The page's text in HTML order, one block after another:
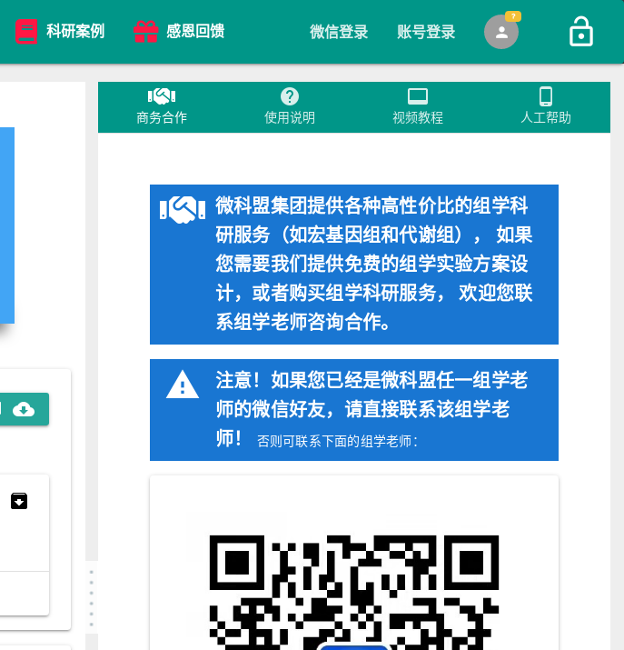
科研案例 感恩回馈 微信登录 账号登录 person lock_open
cloud_download
archive
商务合作
help
使用说明
video_label
视频教程
phone_android
人工帮助
微科盟集团提供各种高性价比的组学科
研服务（如宏基因组和代谢组）， 如果
您需要我们提供免费的组学实验方案设
计，或者购买组学科研服务， 欢迎您联
系组学老师咨询合作。
warning
注意！如果您已经是微科盟任一组学老
师的微信好友，请直接联系该组学老
师！
否则可联系下面的组学老师：